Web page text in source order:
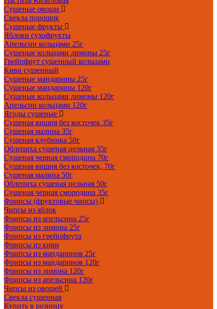
Сушеные овощи
Свекла порошок
Сушеные фрукты
Яблоки сухофрукты
Апельсин кольцами 25г
Сушеные кольцами лимоны 25г
Грейпфрут сушенный кольцами
Киви сушенный
Сушеные мандарины 25г
Сушеные мандарины 120г
Сушеные кольцами лимоны 120г
Апельсин кольцами 120г
Ягоды сушеные
Сушеная вишня без косточек 35г
Сушеная малина 35г
Сушеная клубника 50г
Облепиха сушеная цельная 35г
Сушеная черная смородина 70г
Сушеная вишня без косточек, 70г
Сушеная малина 50г
Облепиха сушеная цельная 50г
Сушеная черная смородина 35г
Фрипсы (фруктовые чипсы)
Чипсы из яблок
Фрипсы из апельсина 25г
Фрипсы из лимона 25г
Фрипсы из грейпфрута
Фрипсы из киви
Фрипсы из мандаринов 25г
Фрипсы из мандаринов 120г
Фрипсы из лимона 120г
Фрипсы из апельсина 120г
Чипсы из овощей
Свекла сушенная
Купить в розницу